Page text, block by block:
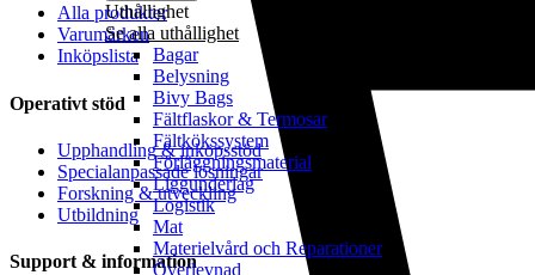
Uthållighet
Se alla uthållighet
Bagar
Belysning
Bivy Bags
Fältflaskor & Termosar
Fältkökssystem
Förläggningsmaterial
Liggunderlag
Logistik
Mat
Materielvård och Reparationer
Överlevnad
Alla produkter
Varumärken
Inköpslista
Operativt stöd
Upphandling & inköpsstöd
Specialanpassade lösningar
Forskning & utveckling
Utbildning
Support & information